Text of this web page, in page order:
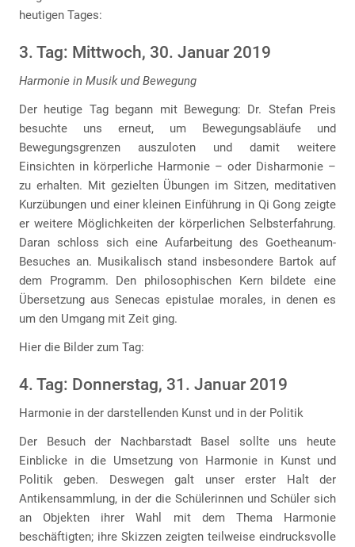
heutigen Tages:
3. Tag: Mittwoch, 30. Januar 2019
Harmonie in Musik und Bewegung
Der heutige Tag begann mit Bewegung: Dr. Stefan Preis
besuchte uns erneut, um Bewegungsabläufe und
Bewegungsgrenzen auszuloten und damit weitere
Einsichten in körperliche Harmonie – oder Disharmonie –
zu erhalten. Mit gezielten Übungen im Sitzen, meditativen
Kurzübungen und einer kleinen Einführung in Qi Gong zeigte
er weitere Möglichkeiten der körperlichen Selbsterfahrung.
Daran schloss sich eine Aufarbeitung des Goetheanum-
Besuches an. Musikalisch stand insbesondere Bartok auf
dem Programm. Den philosophischen Kern bildete eine
Übersetzung aus Senecas epistulae morales, in denen es
um den Umgang mit Zeit ging.
Hier die Bilder zum Tag:
4. Tag: Donnerstag, 31. Januar 2019
Harmonie in der darstellenden Kunst und in der Politik
Der Besuch der Nachbarstadt Basel sollte uns heute
Einblicke in die Umsetzung von Harmonie in Kunst und
Politik geben. Deswegen galt unser erster Halt der
Antikensammlung, in der die Schülerinnen und Schüler sich
an Objekten ihrer Wahl mit dem Thema Harmonie
beschäftigten; ihre Skizzen zeigten teilweise eindrucksvolle